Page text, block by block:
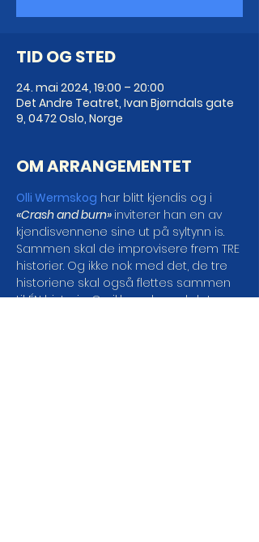
TID OG STED
24. mai 2024, 19:00 – 20:00
Det Andre Teatret, Ivan Bjørndals gate
9, 0472 Oslo, Norge
OM ARRANGEMENTET
Olli Wermskog har blitt kjendis og i
«Crash and burn» inviterer han en av
kjendisvennene sine ut på syltynn is.
Sammen skal de improvisere frem TRE
historier. Og ikke nok med det, de tre
historiene skal også flettes sammen
til ÉN historie. Og ikke nok med det,